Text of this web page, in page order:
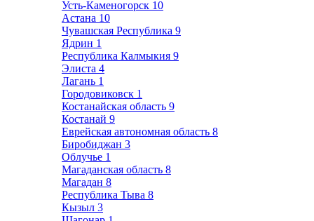
Усть-Каменогорск 10
Астана 10
Чувашская Республика 9
Ядрин 1
Республика Калмыкия 9
Элиста 4
Лагань 1
Городовиковск 1
Костанайская область 9
Костанай 9
Еврейская автономная область 8
Биробиджан 3
Облучье 1
Магаданская область 8
Магадан 8
Республика Тыва 8
Кызыл 3